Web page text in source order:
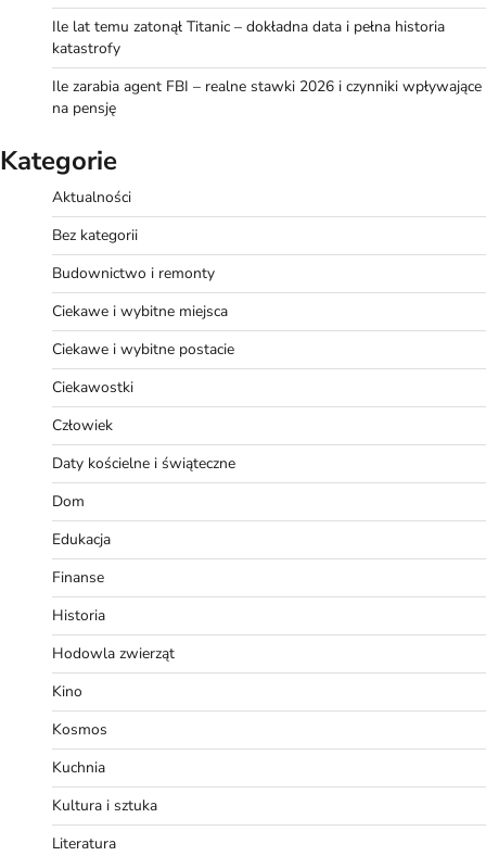
Ile lat temu zatonął Titanic – dokładna data i pełna historia
katastrofy
Ile zarabia agent FBI – realne stawki 2026 i czynniki wpływające
na pensję
Kategorie
Aktualności
Bez kategorii
Budownictwo i remonty
Ciekawe i wybitne miejsca
Ciekawe i wybitne postacie
Ciekawostki
Człowiek
Daty kościelne i świąteczne
Dom
Edukacja
Finanse
Historia
Hodowla zwierząt
Kino
Kosmos
Kuchnia
Kultura i sztuka
Literatura